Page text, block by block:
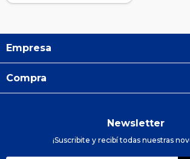
Empresa
Compra
Newsletter
¡Suscribite y recibí todas nuestras